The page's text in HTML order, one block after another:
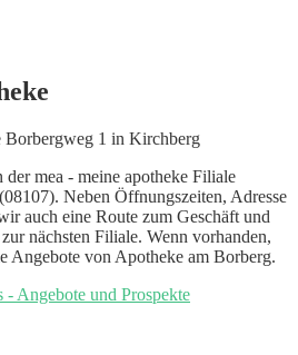
Borbergweg 1 in Kirchberg
mea - meine apotheke Filiale
Neben Öffnungszeiten, Adresse
auch eine Route zum Geschäft und
nächsten Filiale. Wenn vorhanden,
Angebote von Apotheke am Borberg.
Angebote und Prospekte